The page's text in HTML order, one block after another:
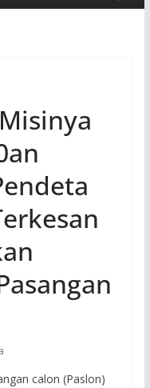
calon (Paslon)